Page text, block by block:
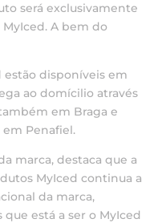
será exclusivamente
A bem do
estão disponíveis em
ao domícilio através
em Braga e
em Penafiel.
marca, destaca que a
MyIced continua a
da marca,
está a ser o MyIced